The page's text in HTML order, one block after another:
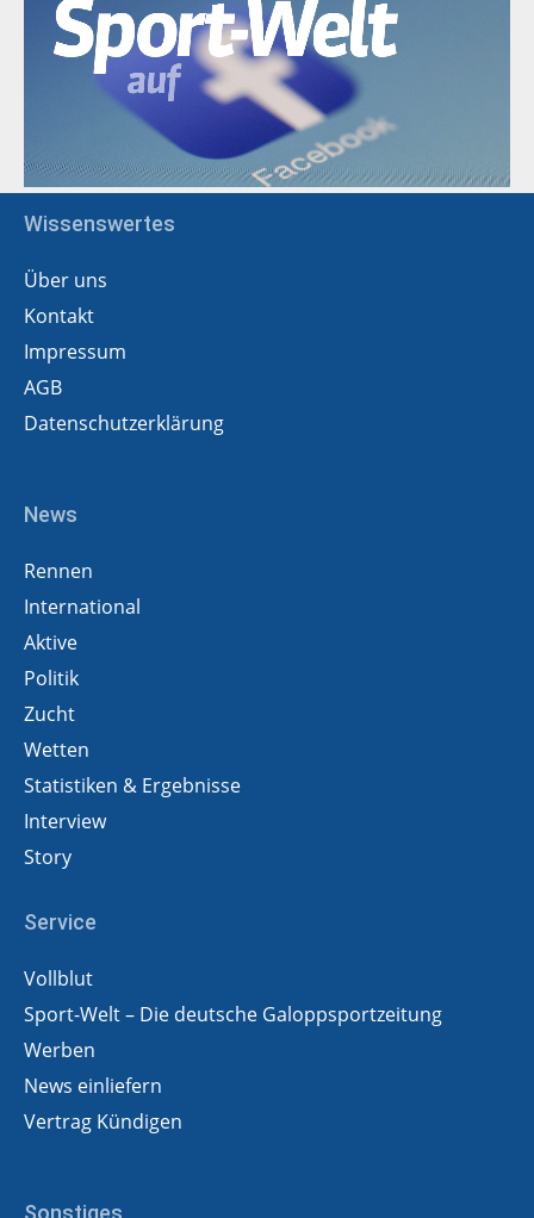
Wissenswertes
Über uns
Kontakt
Impressum
AGB
Datenschutzerklärung
News
Rennen
International
Aktive
Politik
Zucht
Wetten
Statistiken & Ergebnisse
Interview
Story
Service
Vollblut
Sport-Welt – Die deutsche Galoppsportzeitung
Werben
News einliefern
Vertrag Kündigen